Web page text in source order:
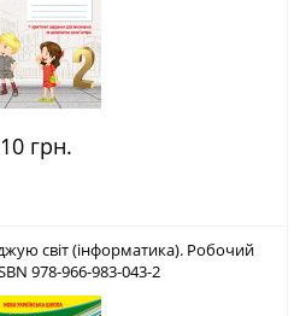
грн.
світ (інформатика). Робочий
978-966-983-043-2